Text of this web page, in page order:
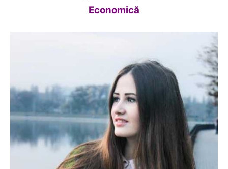
Economică